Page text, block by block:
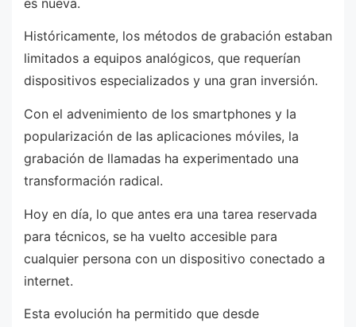
Históricamente, los métodos de grabación estaban
limitados a equipos analógicos, que requerían
dispositivos especializados y una gran inversión.
Con el advenimiento de los smartphones y la
popularización de las aplicaciones móviles, la
grabación de llamadas ha experimentado una
transformación radical.
Hoy en día, lo que antes era una tarea reservada
para técnicos, se ha vuelto accesible para
cualquier persona con un dispositivo conectado a
internet.
Esta evolución ha permitido que desde